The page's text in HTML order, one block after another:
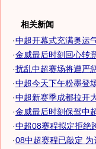
相关新闻
·中超开幕式充满奥运
·金威最后时刻回心转
·扰乱中超赛场将遭严
·中超今天下午粉墨登
·中超新赛季成都拉开
·金威最后时刻保驾中
·中超08赛程拟定拒绝
·08中超赛程已敲定